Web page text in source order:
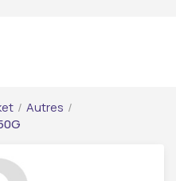
/ Autres /